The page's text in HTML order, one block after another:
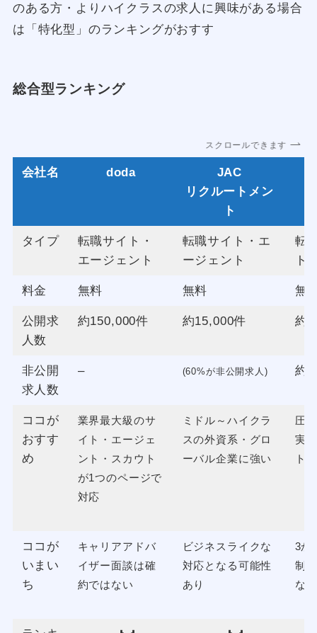
のある方・よりハイクラスの求人に興味がある場合
は「特化型」のランキングがおすす
総合型ランキング
スクロールできます
会社名 doda
JAC
リクルートメン
ト
タイプ
転職サイト・
エージェント
転職サイト・エ
ージェント
転
ト
料金 無料 無料 無
公開求
人数
約150,000件 約15,000件 約
非公開
求人数
– (60%が非公開求人) 約
ココが
おすす
め
業界最大級のサ
イト・エージェ
ント・スカウト
が1つのページで
対応
ミドル～ハイクラ
スの外資系・グロ
ーバル企業に強い
圧
実
ト
ココが
いまい
ち
キャリアアドバ
イザー面談は確
約ではない
ビジネスライクな
対応となる可能性
あり
3か
制
な